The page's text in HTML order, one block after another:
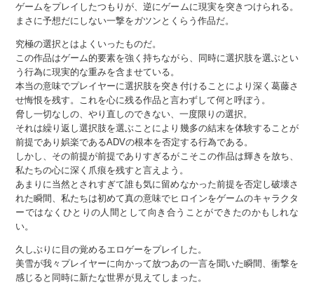
ゲームをプレイしたつもりが、逆にゲームに現実を突きつけられる。
まさに予想だにしない一撃をガツンとくらう作品だ。
究極の選択とはよくいったものだ。
この作品はゲーム的要素を強く持ちながら、同時に選択肢を選ぶとい
う行為に現実的な重みを含ませている。
本当の意味でプレイヤーに選択肢を突き付けることにより深く葛藤さ
せ悔恨を残す。これを心に残る作品と言わずして何と呼ぼう。
脅し一切なしの、やり直しのできない、一度限りの選択。
それは繰り返し選択肢を選ぶことにより幾多の結末を体験することが
前提であり娯楽であるADVの根本を否定する行為である。
しかし、その前提が前提でありすぎるがこそこの作品は輝きを放ち、
私たちの心に深く爪痕を残すと言えよう。
あまりに当然とされすぎて誰も気に留めなかった前提を否定し破壊さ
れた瞬間、私たちは初めて真の意味でヒロインをゲームのキャラクタ
ーではなくひとりの人間として向き合うことができたのかもしれな
い。
久しぶりに目の覚めるエロゲーをプレイした。
美雪が我々プレイヤーに向かって放つあの一言を聞いた瞬間、衝撃を
感じると同時に新たな世界が見えてしまった。